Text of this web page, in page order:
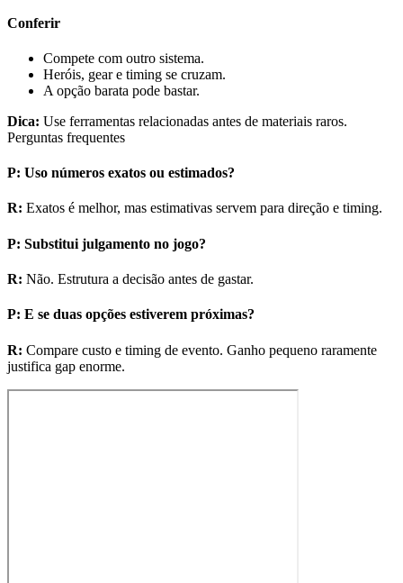
Conferir
Compete com outro sistema.
Heróis, gear e timing se cruzam.
A opção barata pode bastar.
Dica: Use ferramentas relacionadas antes de materiais raros.
Perguntas frequentes
P: Uso números exatos ou estimados?
R: Exatos é melhor, mas estimativas servem para direção e timing.
P: Substitui julgamento no jogo?
R: Não. Estrutura a decisão antes de gastar.
P: E se duas opções estiverem próximas?
R: Compare custo e timing de evento. Ganho pequeno raramente
justifica gap enorme.